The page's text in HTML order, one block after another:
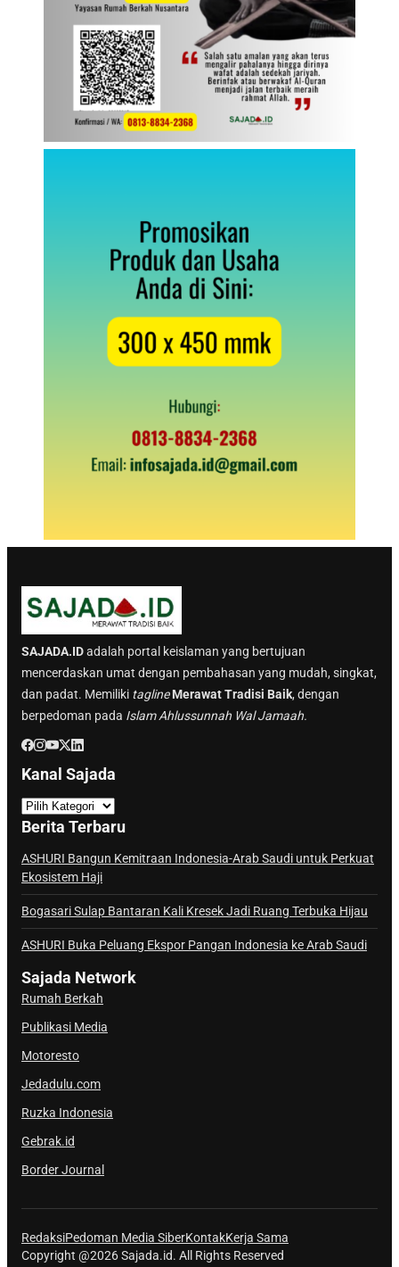
SAJADA.IDadalah portal keislaman yang bertujuan
mencerdaskan umat dengan pembahasan yang mudah, singkat,
dan padat. Memiliki tagline Merawat Tradisi Baik, dengan
berpedoman pada Islam Ahlussunnah Wal Jamaah.
Kanal Sajada
a
n
a
l
j
d
a
Berita Terbaru
ASHURI Bangun Kemitraan Indonesia-Arab Saudi untuk Perkuat
Ekosistem Haji
Bogasari Sulap Bantaran Kali Kresek Jadi Ruang Terbuka Hijau
ASHURI Buka Peluang Ekspor Pangan Indonesia ke Arab Saudi
Sajada Network
Rumah Berkah
Publikasi Media
Motoresto
Jedadulu.com
Ruzka Indonesia
Gebrak.id
Border Journal
RedaksiPedoman Media SiberKontakKerja Sama
Copyright @2026 Sajada.id. All Rights Reserved